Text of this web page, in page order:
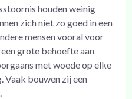
houden weinig
zich niet zo goed in een
mensen vooral voor
grote behoefte aan
met woede op elke
bouwen zij een